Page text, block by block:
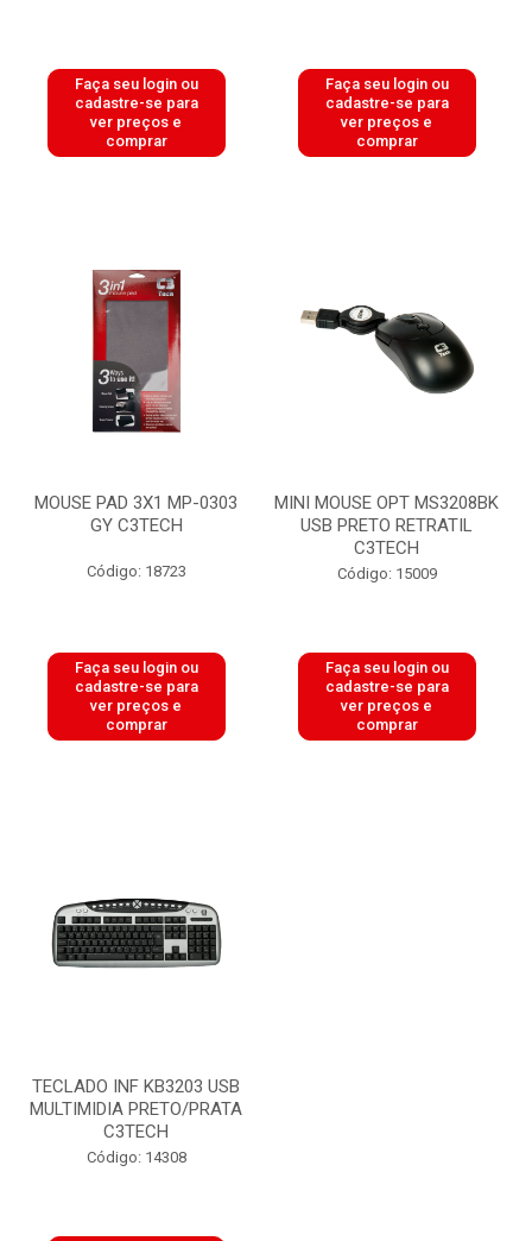
Faça seu login ou
cadastre-se para
ver preços e
comprar
Faça seu login ou
cadastre-se para
ver preços e
comprar
MOUSE PAD 3X1 MP-0303
GY C3TECH
Código: 18723
Faça seu login ou
cadastre-se para
ver preços e
comprar
MINI MOUSE OPT MS3208BK
USB PRETO RETRATIL
C3TECH
Código: 15009
Faça seu login ou
cadastre-se para
ver preços e
comprar
TECLADO INF KB3203 USB
MULTIMIDIA PRETO/PRATA
C3TECH
Código: 14308